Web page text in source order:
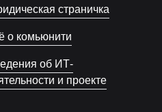
страничка
о комьюнити
об ИТ-
и проекте